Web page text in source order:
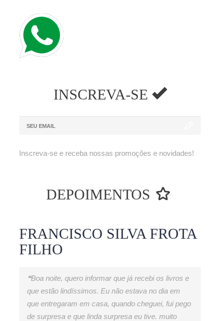
INSCREVA-SE
Inscreva-se e receba nossas promoções e novidades!
DEPOIMENTOS
FRANCISCO SILVA FROTA
FILHO
❝Boa noite, quero informar que já recebi os livros e
que estão lindíssimos. Eu não estava no dia em
que entregaram em casa, quando cheguei, fui pego
de surpresa e que linda surpresa eu tive. muito